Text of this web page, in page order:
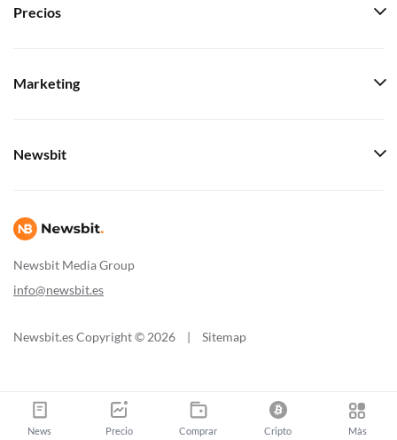
Newsbit Media Group
info@newsbit.es
Precios
Marketing
Newsbit
Newsbit.es Copyright © 2026 | Sitemap
News Precio Comprar Cripto Màs